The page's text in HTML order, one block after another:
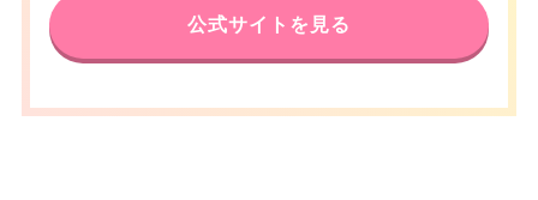
公式サイトを見る